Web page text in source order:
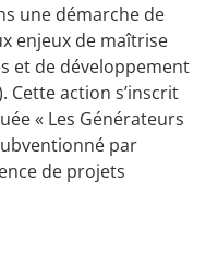
une démarche de
enjeux de maîtrise
et de développement
Cette action s’inscrit
« Les Générateurs
par
de projets